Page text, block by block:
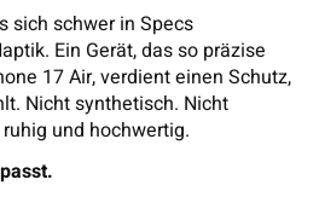
sich schwer in Specs
Ein Gerät, das so präzise
17 Air, verdient einen Schutz,
Nicht synthetisch. Nicht
und hochwertig.